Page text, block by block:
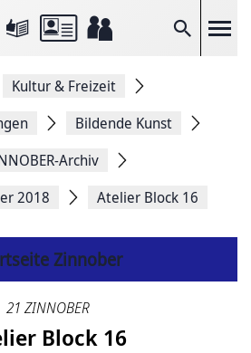
Suche
Kultur & Freizeit
Bildende Kunst
Archiv
2018
Atelier Block 16
Zinnober
21 ZINNOBER
Block 16